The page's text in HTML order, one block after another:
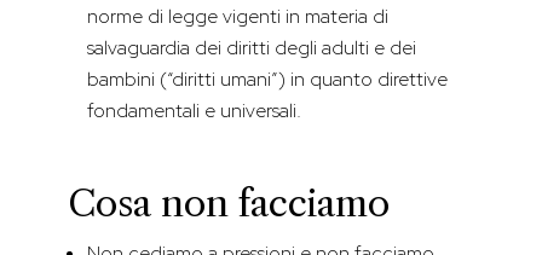
norme di legge vigenti in materia di
salvaguardia dei diritti degli adulti e dei
bambini (“diritti umani”) in quanto direttive
fondamentali e universali.
Cosa non facciamo